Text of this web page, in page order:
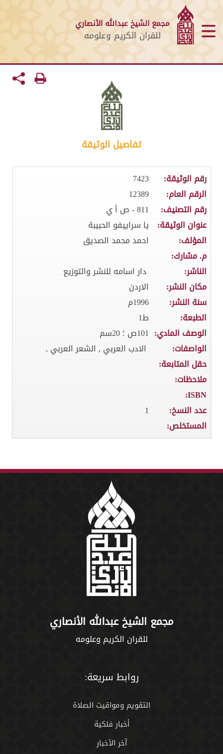
مجمع الشيخ عبدالله الأنصاري
للقران الكريم وعلومه
تفاصيل الوثيقة
رقم الوثيقة:
7423
الرقم العام:
12389
رقم التصنيف:
811 - ص أ ي
عنوان الوثيقة:
يا سراييفو الحبيبة
المؤلف:
احمد محمد الصديق
م. مشارك:
الناشر:
دار اسامه للنشر والتوزيع
مكان النشر:
الاردن
سنة النشر:
1996م
الطبعة:
ط1
الوصف المادي: 101ص ؛ 20سم
الواصفات:
الادب العربي , الشعر العربي ,
حقل المتابعة:
ملاحظات:
ISBN:
عدد النسخ:
1
المستخلص:
مجمع الشيخ عبدالله الأنصاري
للقران الكريم وعلومه
روابط سريعة:
التقويم ومواقيت الصلاة
أخبار فلكية
آخر الأخبار